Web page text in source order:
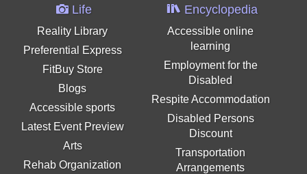
Life
Reality Library
Preferential Express
FitBuy Store
Blogs
Accessible sports
Latest Event Preview
Arts
Rehab Organization
Encyclopedia
Accessible online
learning
Employment for the
Disabled
Respite Accommodation
Disabled Persons
Discount
Transportation
Arrangements